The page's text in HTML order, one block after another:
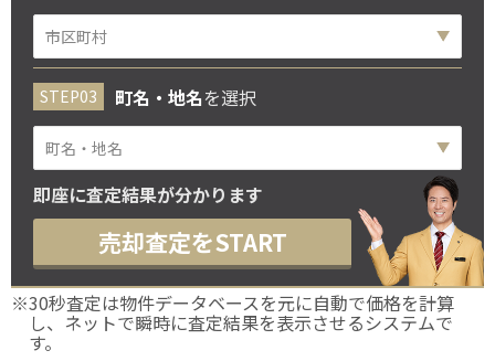
町名・地名を選択
即座に査定結果が分かります
売却査定をSTART
※30秒査定は物件データベースを元に自動で価格を計算
し、ネットで瞬時に査定結果を表示させるシステムで
す。